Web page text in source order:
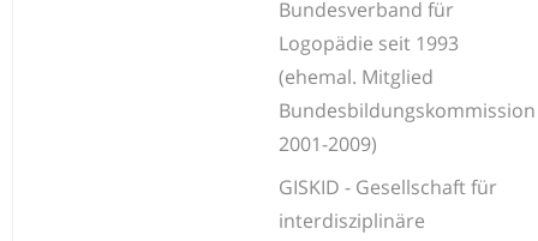
Bundesverband für
Logopädie seit 1993
(ehemal. Mitglied
Bundesbildungskommission
2001-2009)
GISKID - Gesellschaft für
interdisziplinäre